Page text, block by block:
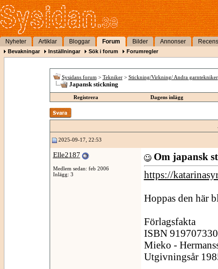
Nyheter Artiklar Bloggar Forum Bilder Annonser
Bevakningar Inställningar Sök i forum Forumregler
Sysidans forum > Tekniker > Stickning/Virkning/ Andra garntekniker
Japansk stickning
Registrera Dagens inlägg
2025-09-17, 22:53
Elle2187
Medlem sedan: feb 2006
Inlägg: 3
Om japansk
https://
Hoppas den här
Förlagsfakta
ISBN
Mieko -
Utgivningsår